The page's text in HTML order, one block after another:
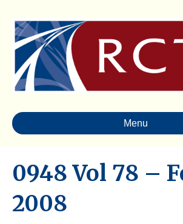
Menu
0948 Vol 78 –
2008